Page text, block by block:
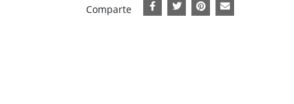
Comparte